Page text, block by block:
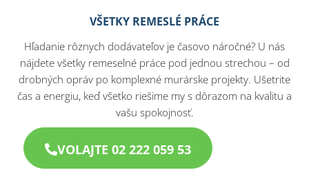
VŠETKY REMESLÉ PRÁCE
Hľadanie rôznych dodávateľov je časovo náročné? U nás
nájdete všetky remeselné práce pod jednou strechou – od
drobných opráv po komplexné murárske projekty. Ušetrite
čas a energiu, keď všetko riešime my s dôrazom na kvalitu a
vašu spokojnosť.
VOLAJTE 02 222 059 53